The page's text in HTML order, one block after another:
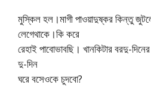
মুস্কিল হল।মাগী পাওয়াদুষ্কর কিন্তু
লেগেথাকে।কি করে
রেহাই পাবোভাবছি। খানকিটার বরদু-
দু-দিন
ঘরে বসেওকে চুদবো?